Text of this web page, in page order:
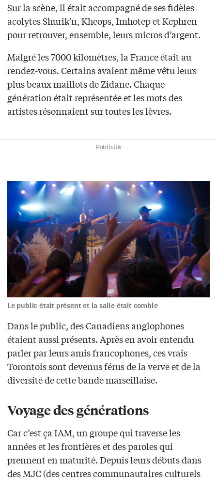
Sur la scène, il était accompagné de ses fidèles
acolytes Shurik’n, Kheops, Imhotep et Kephren
pour retrouver, ensemble, leurs micros d’argent.
Malgré les 7000 kilomètres, la France était au
rendez-vous. Certains avaient même vêtu leurs
plus beaux maillots de Zidane. Chaque
génération était représentée et les mots des
artistes résonnaient sur toutes les lèvres.
Publicité
Le public était présent et la salle était comble
Dans le public, des Canadiens anglophones
étaient aussi présents. Après en avoir entendu
parler par leurs amis francophones, ces vrais
Torontois sont devenus férus de la verve et de la
diversité de cette bande marseillaise.
Voyage des générations
Car c’est ça IAM, un groupe qui traverse les
années et les frontières et des paroles qui
prennent enmaturité. Depuis leurs débuts dans
des MJC (des centres communautaires culturels